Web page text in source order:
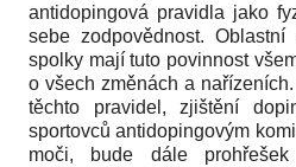
antidopingová pravidla jako
sebe zodpovědnost.
spolky mají tuto povinnost
o všech změnách a
těchto pravidel, zjištění
sportovců antidopingovým
moči, bude dále prohřešek